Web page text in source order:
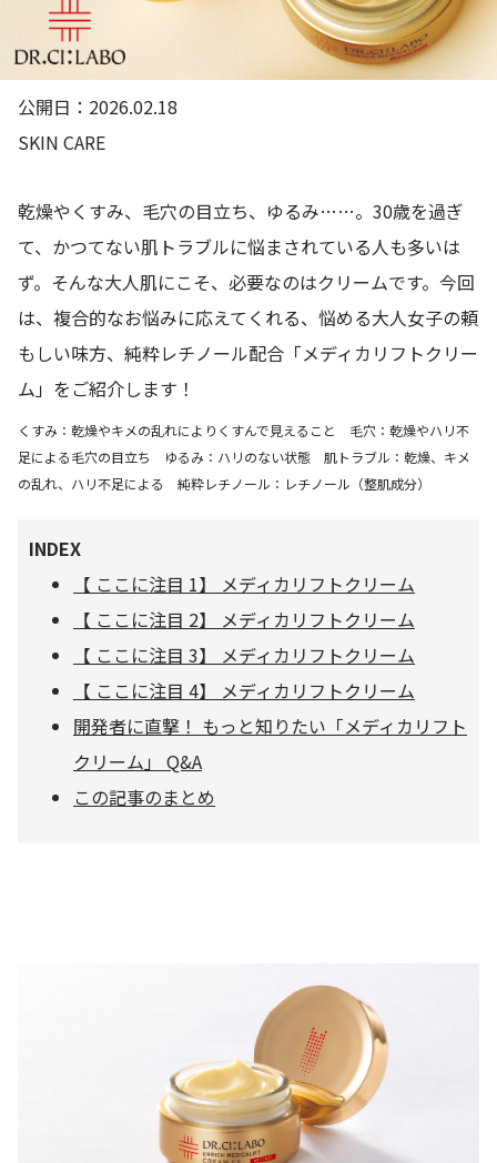
UVケア マスク
商品カテゴリーから探す TOP
エンリッチメディカリフトライン
センシティブライン
お悩みから探す
乾燥 くすみ
お悩みから探す TOP
通販限定商品
公開日：2026.02.18
SKIN CARE
乾燥やくすみ、毛穴の目立ち、ゆるみ……。30歳を過ぎ
て、かつてない肌トラブルに悩まされている人も多いは
ず。そんな大人肌にこそ、必要なのはクリームです。今回
は、複合的なお悩みに応えてくれる、悩める大人女子の頼
もしい味方、純粋レチノール配合「メディカリフトクリー
ム」をご紹介します！
くすみ：乾燥やキメの乱れによりくすんで見えること 毛穴：乾燥やハリ不
足による毛穴の目立ち ゆるみ：ハリのない状態 肌トラブル：乾燥、キメ
の乱れ、ハリ不足による 純粋レチノール：レチノール（整肌成分）
INDEX
【 ここに注目 1】 メディカリフトクリーム
【 ここに注目 2】 メディカリフトクリーム
【 ここに注目 3】 メディカリフトクリーム
【 ここに注目 4】 メディカリフトクリーム
開発者に直撃！ もっと知りたい「メディカリフト
クリーム」 Q&A
この記事のまとめ